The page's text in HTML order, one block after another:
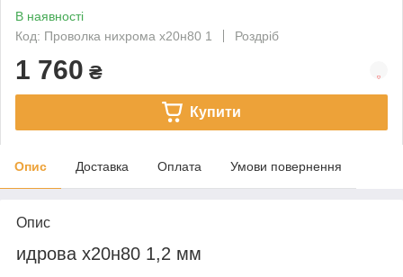
В наявності
Код: Проволка нихрома х20н80 1
Роздріб
1 760 ₴
Купити
Опис Доставка Оплата Умови повернення
Опис
идрова х20н80 1,2 мм